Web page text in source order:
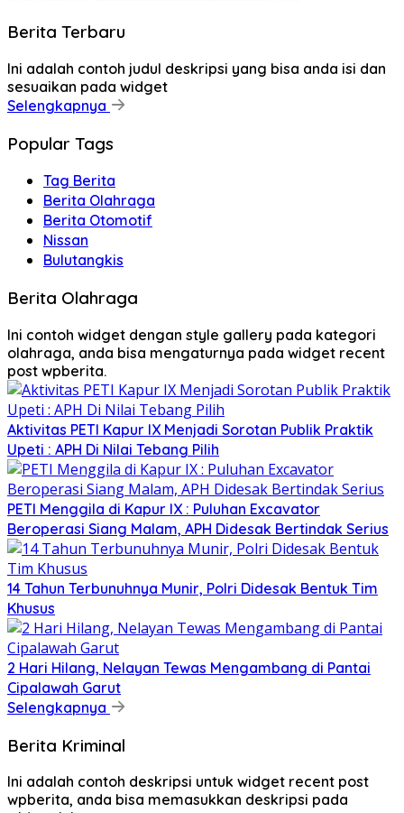
Berita Terbaru
Ini adalah contoh judul deskripsi yang bisa anda isi dan
sesuaikan pada widget
Selengkapnya
Popular Tags
Tag Berita
Berita Olahraga
Berita Otomotif
Nissan
Bulutangkis
Berita Olahraga
Ini contoh widget dengan style gallery pada kategori
olahraga, anda bisa mengaturnya pada widget recent
post wpberita.
Aktivitas PETI Kapur IX Menjadi Sorotan Publik Praktik
Upeti : APH Di Nilai Tebang Pilih
PETI Menggila di Kapur IX : Puluhan Excavator
Beroperasi Siang Malam, APH Didesak Bertindak Serius
14 Tahun Terbunuhnya Munir, Polri Didesak Bentuk Tim
Khusus
2 Hari Hilang, Nelayan Tewas Mengambang di Pantai
Cipalawah Garut
Selengkapnya
Berita Kriminal
Ini adalah contoh deskripsi untuk widget recent post
wpberita, anda bisa memasukkan deskripsi pada